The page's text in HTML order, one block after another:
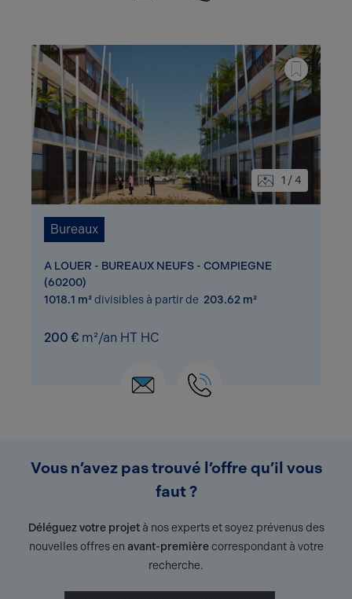
1 / 4
Bureaux
A LOUER - BUREAUX NEUFS - COMPIEGNE
(60200)
1018.1 m²divisibles à partir de 203.62 m²
200 € m²/an HT HC
Vous n’avez pas trouvé l’offre qu’il vous
faut ?
Déléguez votre projetà nos experts et soyez prévenus des
nouvelles offres en avant-premièrecorrespondant à votre
recherche.